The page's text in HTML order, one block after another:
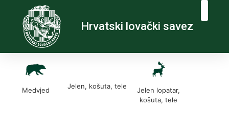
Hrvatski lovački savez
Medvjed Jelen, košuta, tele
Jelen lopatar,
košuta, tele